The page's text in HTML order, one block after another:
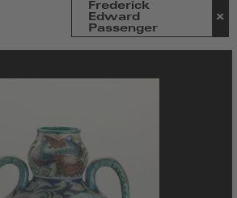
Frederick
Edward
Passenger